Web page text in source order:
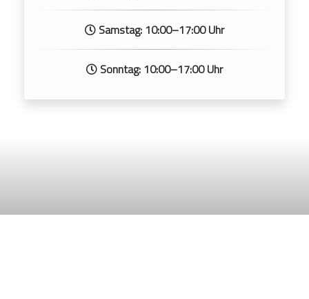
Samstag: 10:00–17:00 Uhr
Sonntag: 10:00–17:00 Uhr